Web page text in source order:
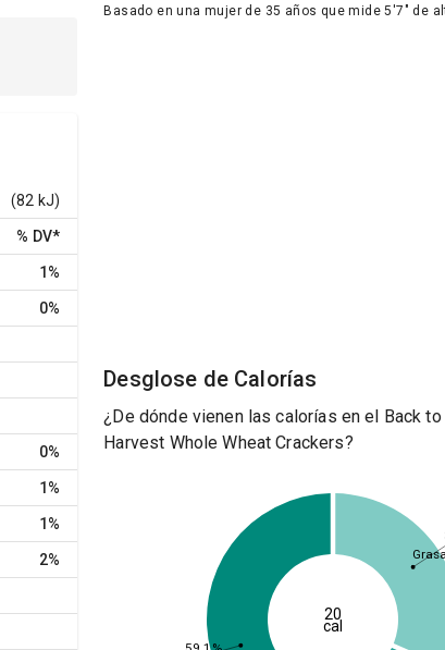
(82 kJ)
% DV*
1%
0%
0%
1%
1%
2%
Basado en una mujer de 35 años que mide 5'7" de
Desglose de Calorías
¿De dónde vienen las calorías en el Back to
Harvest Whole Wheat Crackers?
20
cal